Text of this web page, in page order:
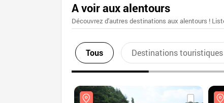
A voir aux alentours
Découvrez d'autres destinations aux alentours !
Tous Destinations touristiques